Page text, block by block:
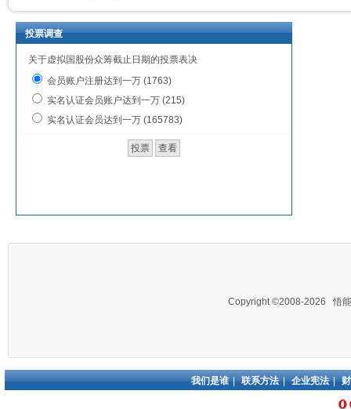
投票调查
关于虚拟国股份众筹截止日期的投票表决
会员账户注册达到一万 (1763)
实名认证会员账户达到一万 (215)
实名认证会员达到一万 (165783)
Copyright ©2008-2026 悟
我们是谁 | 联系方法 | 企业宪法 |